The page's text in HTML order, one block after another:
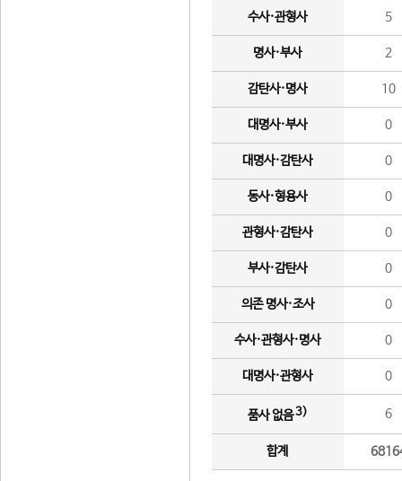
수사·관형사 5
명사·부사 2
감탄사·명사 10
대명사·부사 0
대명사·감탄사 0
동사·형용사 0
관형사·감탄사 0
부사·감탄사 0
의존 명사·조사 0
수사·관형사·명사 0
대명사·관형사 0
품사 없음3) 6
합계